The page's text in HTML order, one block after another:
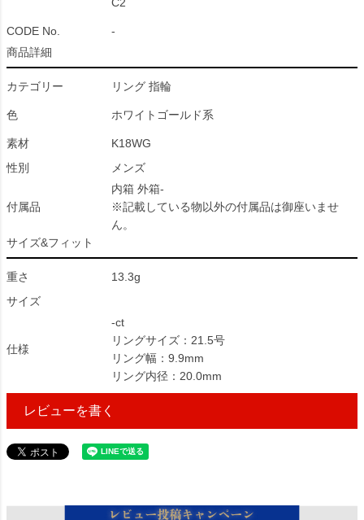
CODE No.
-
商品詳細
カテゴリー リング 指輪
色 ホワイトゴールド系
素材
K18WG
性別
メンズ
付属品
内箱 外箱-
※記載している物以外の付属品は御座いませ
ん。
サイズ&フィット
重さ
13.3g
サイズ
仕様
-ct
リングサイズ：21.5号
リング幅：9.9mm
リング内径：20.0mm
レビューを書く